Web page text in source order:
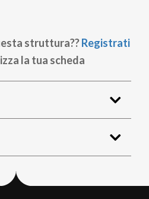
struttura??Registrati
la tua scheda